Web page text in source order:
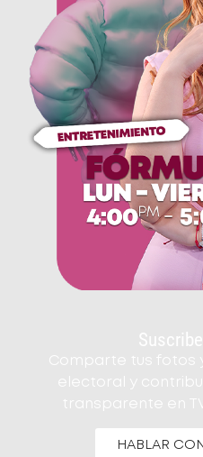
Comparte tus fotos
electoral y
transparente en
HABLAR